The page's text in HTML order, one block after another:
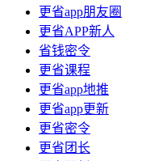
更省app朋友圈
更省APP新人
省钱密令
更省课程
更省app地推
更省app更新
更省密令
更省团长